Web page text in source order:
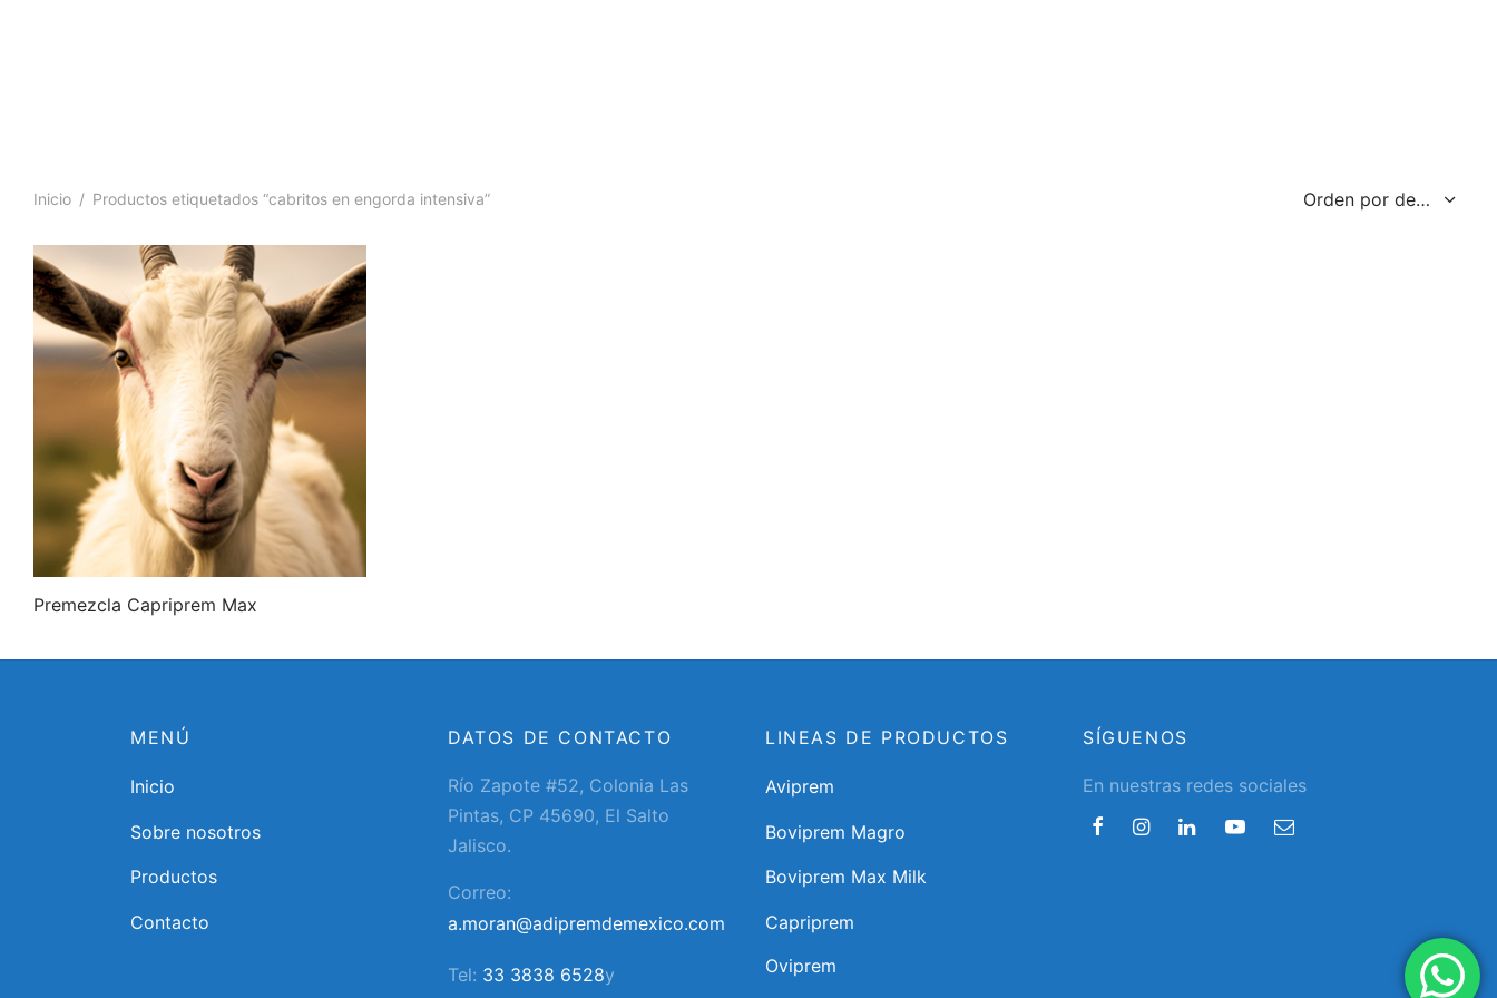
Inicio / Productos etiquetados “cabritos en engorda intensiva”
Premezcla Capriprem Max
MENÚ
Inicio
Sobre nosotros
Productos
Contacto
DATOS DE CONTACTO
Río Zapote #52, Colonia Las
Pintas, CP 45690, El Salto
Jalisco.
Correo:
a.moran@adipremdemexico.com
Tel: 33 3838 6528y
LINEAS DE PRODUCTOS
Aviprem
Boviprem Magro
Boviprem Max Milk
Capriprem
Oviprem
SÍGUENOS
En nuestras redes sociales